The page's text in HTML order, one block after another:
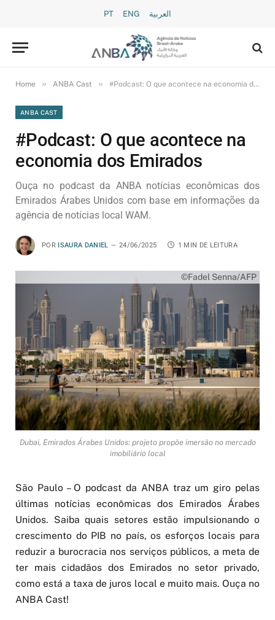
PT ENG العربية
Home » ANBA Cast » #Podcast: O que acontece na economia dos Emirados
ANBA CAST
#Podcast: O que acontece na
economia dos Emirados
Ouça no podcast da ANBA notícias econômicas dos
Emirados Árabes Unidos com base em informações da
agência de notícias local WAM.
POR ISAURA DANIEL 24/06/2025 1 MIN DE LEITURA
©Fadel Senna/AFP
Dubai, Emirados Árabes Unidos: projeto propõe imersão no mercado
imobiliário local
São Paulo – O podcast da ANBA traz um giro pelas
últimas notícias econômicas dos Emirados Árabes
Unidos. Saiba quais setores estão impulsionando o
crescimento do PIB no país, os esforços locais para
reduzir a burocracia nos serviços públicos, a meta de
ter mais cidadãos dos Emirados no setor privado,
como está a taxa de juros local e muito mais. Ouça no
ANBA Cast!